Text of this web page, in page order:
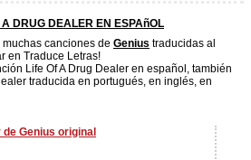
A DRUG DEALER EN ESPAñOL
muchas canciones de Genius traducidas al
en Traduce Letras!
Life Of A Drug Dealer en español, también
traducida en portugués, en inglés, en
Genius original